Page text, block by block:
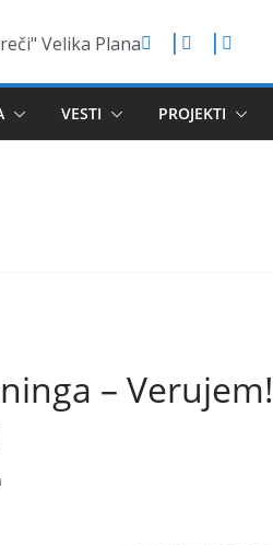
Velika Plana
VESTI PROJEKTI
–